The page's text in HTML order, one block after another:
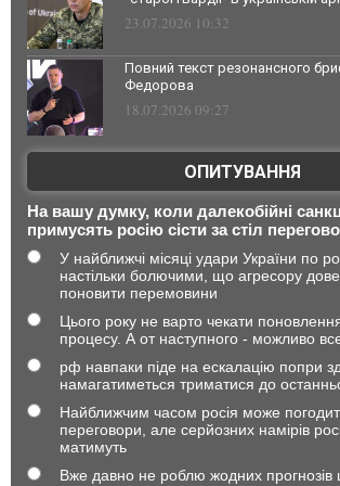
23.07.2026 10:32
Повний текст резонансного
Федорова
18.07.2026 09:27
ОПИТУВАННЯ
На вашу думку, коли далекобійні
примусять росію сісти за стіл
У найближчі місяці удари України по
настільки болючими, що агресору
поновити перемовини
Цього року не варто чекати
процесу. А от наступного - можливо
рф навпаки піде на ескалацію попри
намагатиметься триматися до
Найближчим часом росія може
переговори, але серйозних намірів
матимуть
Вже давно не роблю жодних